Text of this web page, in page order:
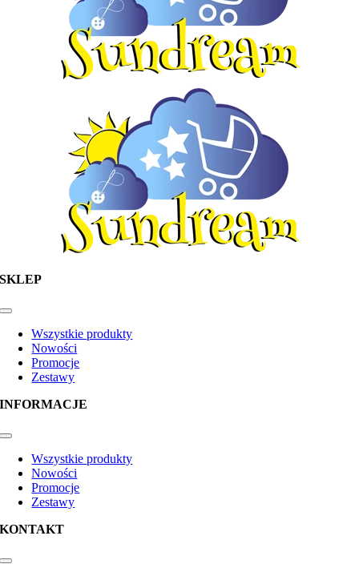
SKLEP
Toggle
NavigationWszystkie produkty
Nowości
Promocje
Zestawy
INFORMACJE
Toggle
NavigationWszystkie produkty
Nowości
Promocje
Zestawy
KONTAKT